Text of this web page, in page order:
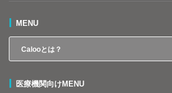
MENU
Calooとは？
医療機関向けMENU